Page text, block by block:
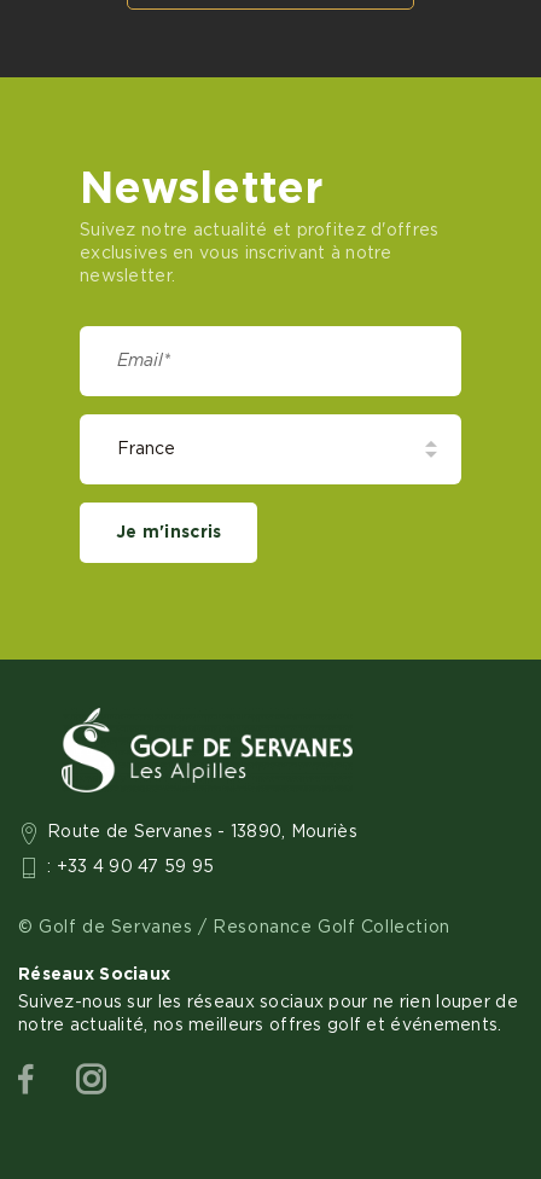
Route de Servanes - 13890, Mouriès
: +33 4 90 47 59 95
© Golf de Servanes / Resonance Golf Collection
Réseaux Sociaux
Suivez-nous sur les réseaux sociaux pour ne rien louper de
notre actualité, nos meilleurs offres golf et événements.
Facebook
Newsletter
Suivez notre actualité et profitez d'offres
exclusives en vous inscrivant à notre
newsletter.
Je m'inscris